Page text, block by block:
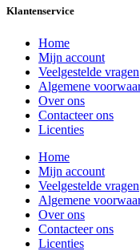
Klantenservice
Home
Mijn account
Veelgestelde vragen
Algemene
Over ons
Contacteer ons
Licenties
Home
Mijn account
Veelgestelde vragen
Algemene
Over ons
Contacteer ons
Licenties